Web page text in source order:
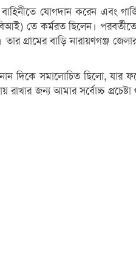
যোগদান করেন এবং
কর্মরত ছিলেন। পরবর্তীতে
গ্রামের বাড়ি নারায়ণগঞ্জ
দিকে সমালোচিত ছিলো, যার
জন্য আমার সর্বোচ্চ প্রচেষ্টা